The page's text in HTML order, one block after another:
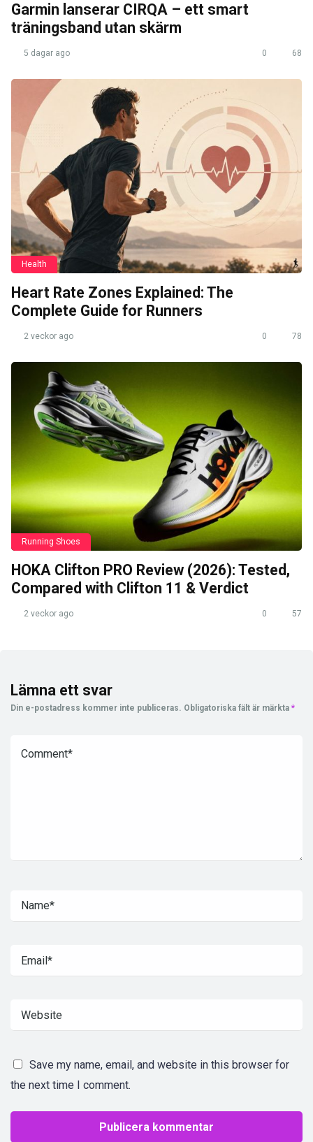
Garmin lanserar CIRQA – ett smart
träningsband utan skärm
5 dagar ago 0 68
Health
Heart Rate Zones Explained: The
Complete Guide for Runners
2 veckor ago 0 78
Running Shoes
HOKA Clifton PRO Review (2026): Tested,
Compared with Clifton 11 & Verdict
2 veckor ago 0 57
Lämna ett svar
Din e-postadress kommer inte publiceras. Obligatoriska fält är märkta *
Save my name, email, and website in this browser for
the next time I comment.